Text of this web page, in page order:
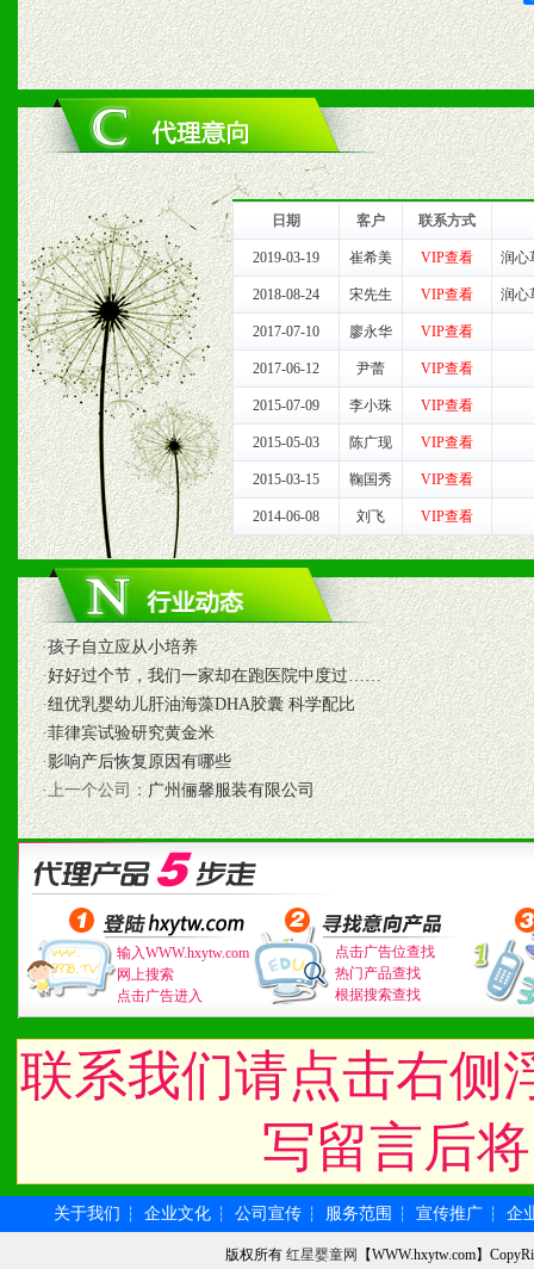
2、对于临期，滞销品给予
六、服务优势
1、完善的信息服务咨询中
我们将及时回复您的疑问。
2、售后服务：突发性产品
以及时受理记录并合理妥
3、我们时刻整理各区销售
时收编销售效果显着的案
七、招商代理（全国各地）
1、认同我们的经营理念。
2、具备较好商业信誉和资
3、具备区域内良好的终端
4、具备一定业务团队能力
道，医药渠道并为之提供
5、具备较强的市场操作意
八、品牌产品
1、不断提升品牌的知名度
2、不断开创新产品不断满
化。
九、加盟优势
1、广告企划支持：产品手
日期 客户 联系方式
2019-03-19 崔希美 VIP查看 润心
2018-08-24 宋先生 VIP查看 润心
2017-07-10 廖永华 VIP查看
2017-06-12 尹蕾 VIP查看
2015-07-09 李小珠 VIP查看
2015-05-03 陈广现 VIP查看
2015-03-15 鞠国秀 VIP查看
2014-06-08 刘飞 VIP查看
·孩子自立应从小培养
·好好过个节，我们一家却在跑医院中度过……
·纽优乳婴幼儿肝油海藻DHA胶囊 科学配比
·菲律宾试验研究黄金米
·影响产后恢复原因有哪些
·上一个公司：广州俪馨服装有限公司
输入WWW.hxytw.com
网上搜索
点击广告进入
点击广告位查找
热门产品查找
根据搜索查找
联系我们请点击右侧
写留言后
关于我们 ┆ 企业文化 ┆ 公司宣传 ┆ 服务范围 ┆ 宣传推广 ┆ 企
版权所有红星婴童网
【WWW.hxytw.com】